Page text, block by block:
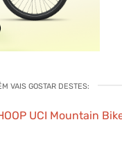
VAIS GOSTAR DESTES:
UCI Mountain